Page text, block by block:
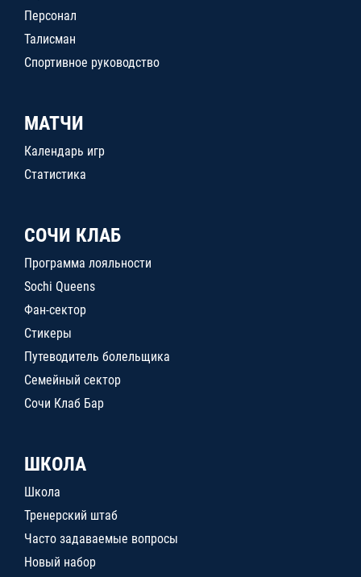
Персонал
Талисман
Спортивное руководство
МАТЧИ
Календарь игр
Статистика
СОЧИ КЛАБ
Программа лояльности
Sochi Queens
Фан-сектор
Стикеры
Путеводитель болельщика
Семейный сектор
Сочи Клаб Бар
ШКОЛА
Школа
Тренерский штаб
Часто задаваемые вопросы
Новый набор